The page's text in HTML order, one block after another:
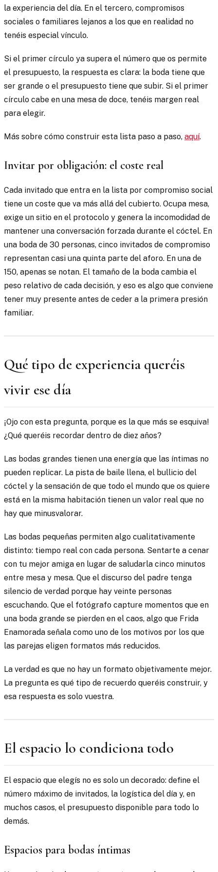
la experiencia del día. En el tercero, compromisos
sociales o familiares lejanos a los que en realidad no
tenéis especial vínculo.
Si el primer círculo ya supera el número que os permite
el presupuesto, la respuesta es clara: la boda tiene que
ser grande o el presupuesto tiene que subir. Si el primer
círculo cabe en una mesa de doce, tenéis margen real
para elegir.
Más sobre cómo construir esta lista paso a paso, aquí.
Invitar por obligación: el coste real
Cada invitado que entra en la lista por compromiso social
tiene un coste que va más allá del cubierto. Ocupa mesa,
exige un sitio en el protocolo y genera la incomodidad de
mantener una conversación forzada durante el cóctel. En
una boda de 30 personas, cinco invitados de compromiso
representan casi una quinta parte del aforo. En una de
150, apenas se notan. El tamaño de la boda cambia el
peso relativo de cada decisión, y eso es algo que conviene
tener muy presente antes de ceder a la primera presión
familiar.
Qué tipo de experiencia queréis
vivir ese día
¡Ojo con esta pregunta, porque es la que más se esquiva!
¿Qué queréis recordar dentro de diez años?
Las bodas grandes tienen una energía que las íntimas no
pueden replicar. La pista de baile llena, el bullicio del
cóctel y la sensación de que todo el mundo que os quiere
está en la misma habitación tienen un valor real que no
hay que minusvalorar.
Las bodas pequeñas permiten algo cualitativamente
distinto: tiempo real con cada persona. Sentarte a cenar
con tu mejor amiga en lugar de saludarla cinco minutos
entre mesa y mesa. Que el discurso del padre tenga
silencio de verdad porque hay veinte personas
escuchando. Que el fotógrafo capture momentos que en
una boda grande se pierden en el caos, algo que Frida
Enamorada señala como uno de los motivos por los que
las parejas eligen formatos más reducidos.
La verdad es que no hay un formato objetivamente mejor.
La pregunta es qué tipo de recuerdo queréis construir, y
esa respuesta es solo vuestra.
El espacio lo condiciona todo
El espacio que elegís no es solo un decorado: define el
número máximo de invitados, la logística del día y, en
muchos casos, el presupuesto disponible para todo lo
demás.
Espacios para bodas íntimas